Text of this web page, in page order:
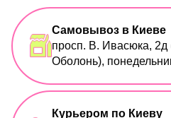
Самовывоз в Киеве
просп. В. Ивасюка,
Оболонь),
Курьером по Киеву